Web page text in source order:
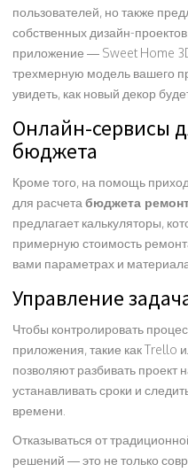
пользователей, но также
собственных дизайн-
приложение — Sweet Home
трехмерную модель вашего
увидеть, как новый декор
Онлайн-сервисы
бюджета
Кроме того, на помощь
для расчета бюджета
предлагает калькуляторы,
примерную стоимость
вами параметрах и
Управление
Чтобы контролировать
приложения, такие как Trello
позволяют разбивать проект
устанавливать сроки и
времени.
Отказываться от
решений — это не только